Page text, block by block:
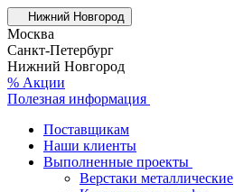
Нижний Новгород
Москва
Санкт-Петербург
Нижний Новгород
% Акции
Полезная информация
Поставщикам
Наши клиенты
Выполненные проекты
Верстаки металлические